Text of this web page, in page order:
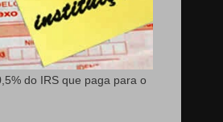
do IRS que paga para o